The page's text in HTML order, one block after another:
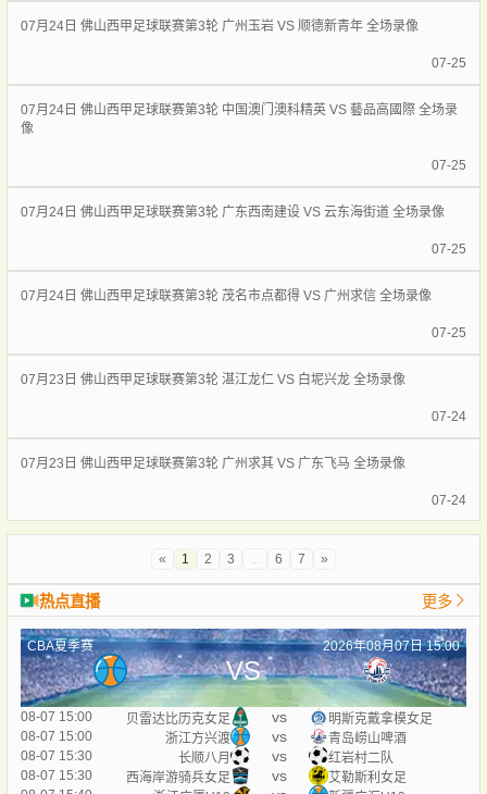
07月24日 佛山西甲足球联赛第3轮 广州玉岩 VS 顺德新青年 全场录像
07-25
07月24日 佛山西甲足球联赛第3轮 中国澳门澳科精英 VS 藝品高國際 全场录
像
07-25
07月24日 佛山西甲足球联赛第3轮 广东西南建设 VS 云东海街道 全场录像
07-25
07月24日 佛山西甲足球联赛第3轮 茂名市点都得 VS 广州求信 全场录像
07-25
07月23日 佛山西甲足球联赛第3轮 湛江龙仁 VS 白坭兴龙 全场录像
07-24
07月23日 佛山西甲足球联赛第3轮 广州求其 VS 广东飞马 全场录像
07-24
« 1 2 3 ... 6 7 »
热点直播 更多
CBA夏季赛 2026年08月07日 15:00
VS
08-07 15:00 贝雷达比历克女足 vs
明斯克戴拿模女足
08-07 15:00
浙江方兴渡 vs
青岛崂山啤酒
08-07 15:30
长顺八月 vs
红岩村二队
08-07 15:30
西海岸游骑兵女足 vs
艾勒斯利女足